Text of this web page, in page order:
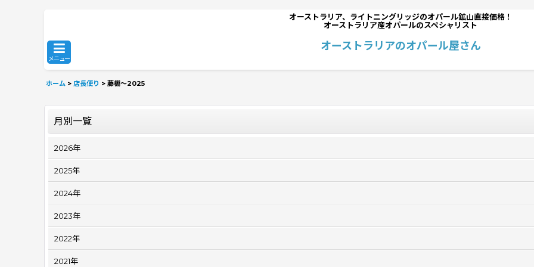
オーストラリア、ライトニングリッジのオパール鉱山直接価格！
オーストラリア産オパールのスペシャリスト
メニュー
オーストラリアのオパール屋さん
ホーム > 店長便り > 藤棚～2025
月別一覧
2026年
2025年
2024年
2023年
2022年
2021年